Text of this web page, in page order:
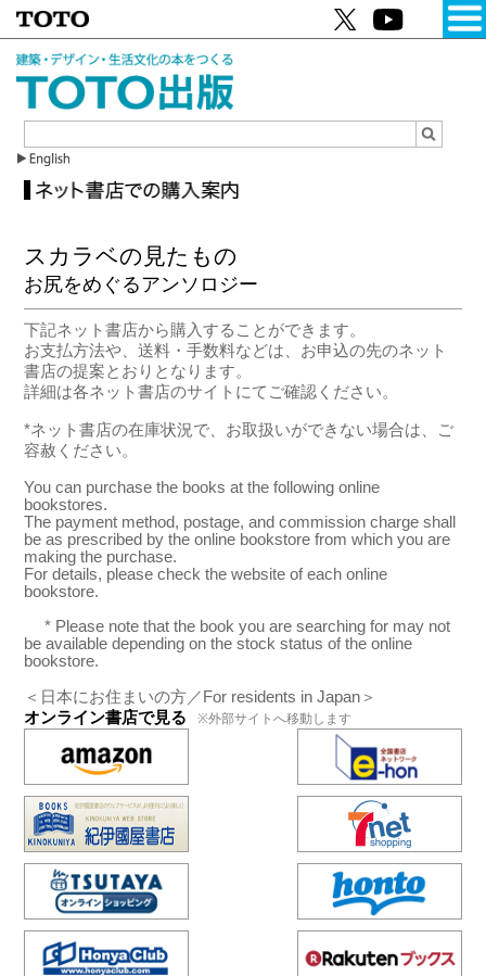
スカラベの見たもの
お尻をめぐるアンソロジー
下記ネット書店から購入することができます。
お支払方法や、送料・手数料などは、お申込の先のネット
書店の提案とおりとなります。
詳細は各ネット書店のサイトにてご確認ください。
*ネット書店の在庫状況で、お取扱いができない場合は、ご
容赦ください。
You can purchase the books at the following online
bookstores.
The payment method, postage, and commission charge shall
be as prescribed by the online bookstore from which you are
making the purchase.
For details, please check the website of each online
bookstore.
* Please note that the book you are searching for may not
be available depending on the stock status of the online
bookstore.
＜日本にお住まいの方／For residents in Japan＞
オンライン書店で見る
※外部サイトへ移動します